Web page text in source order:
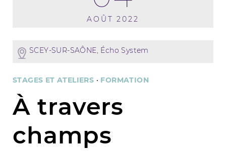
AOÛT 2022
SCEY-SUR-SAÔNE, Écho System
STAGES ET ATELIERS · FORMATION
À travers
champs